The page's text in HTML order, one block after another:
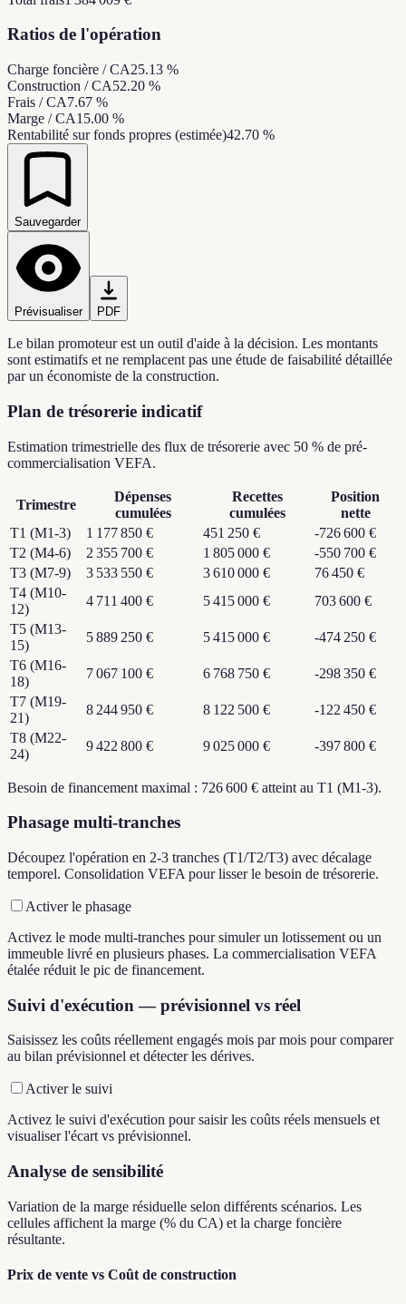
Ratios de l'opération
Charge foncière / CA25.13 %
Construction / CA52.20 %
Frais / CA7.67 %
Marge / CA15.00 %
Rentabilité sur fonds propres (estimée)42.70 %
Sauvegarder
Prévisualiser PDF
Le bilan promoteur est un outil d'aide à la décision. Les montants
sont estimatifs et ne remplacent pas une étude de faisabilité détaillée
par un économiste de la construction.
Plan de trésorerie indicatif
Estimation trimestrielle des flux de trésorerie avec 50 % de pré-
commercialisation VEFA.
Trimestre
Dépenses
cumulées
Recettes
cumulées
Position
nette
T1 (M1-3)
1 177 850 € 451 250 €
-726 600 €
T2 (M4-6)
2 355 700 € 1 805 000 €
-550 700 €
T3 (M7-9)
3 533 550 € 3 610 000 €
76 450 €
T4 (M10-
12)
4 711 400 € 5 415 000 €
703 600 €
T5 (M13-
15)
5 889 250 € 5 415 000 €
-474 250 €
T6 (M16-
18)
7 067 100 € 6 768 750 €
-298 350 €
T7 (M19-
21)
8 244 950 € 8 122 500 €
-122 450 €
T8 (M22-
24)
9 422 800 € 9 025 000 € -397 800 €
Besoin de financement maximal : 726 600 € atteint au T1 (M1-3).
Phasage multi-tranches
Découpez l'opération en 2-3 tranches (T1/T2/T3) avec décalage
temporel. Consolidation VEFA pour lisser le besoin de trésorerie.
Activer le phasage
Activez le mode multi-tranches pour simuler un lotissement ou un
immeuble livré en plusieurs phases. La commercialisation VEFA
étalée réduit le pic de financement.
Suivi d'exécution — prévisionnel vs réel
Saisissez les coûts réellement engagés mois par mois pour comparer
au bilan prévisionnel et détecter les dérives.
Activer le suivi
Activez le suivi d'exécution pour saisir les coûts réels mensuels et
visualiser l'écart vs prévisionnel.
Analyse de sensibilité
Variation de la marge résiduelle selon différents scénarios. Les
cellules affichent la marge (% du CA) et la charge foncière
résultante.
Prix de vente vs Coût de construction